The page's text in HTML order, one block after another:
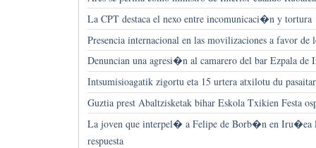
La CPT destaca el nexo entre incomunicaci�n y tortura
Presencia internacional en las movilizaciones a favor
Denuncian una agresi�n al camarero del bar Ezpala
Intsumisioagatik zigortu eta 15 urtera atxilotu du
Guztia prest Abaltzisketak bihar Eskola Txikien Festa
La joven que interpel� a Felipe de Borb�n en Iru�ea
respuesta